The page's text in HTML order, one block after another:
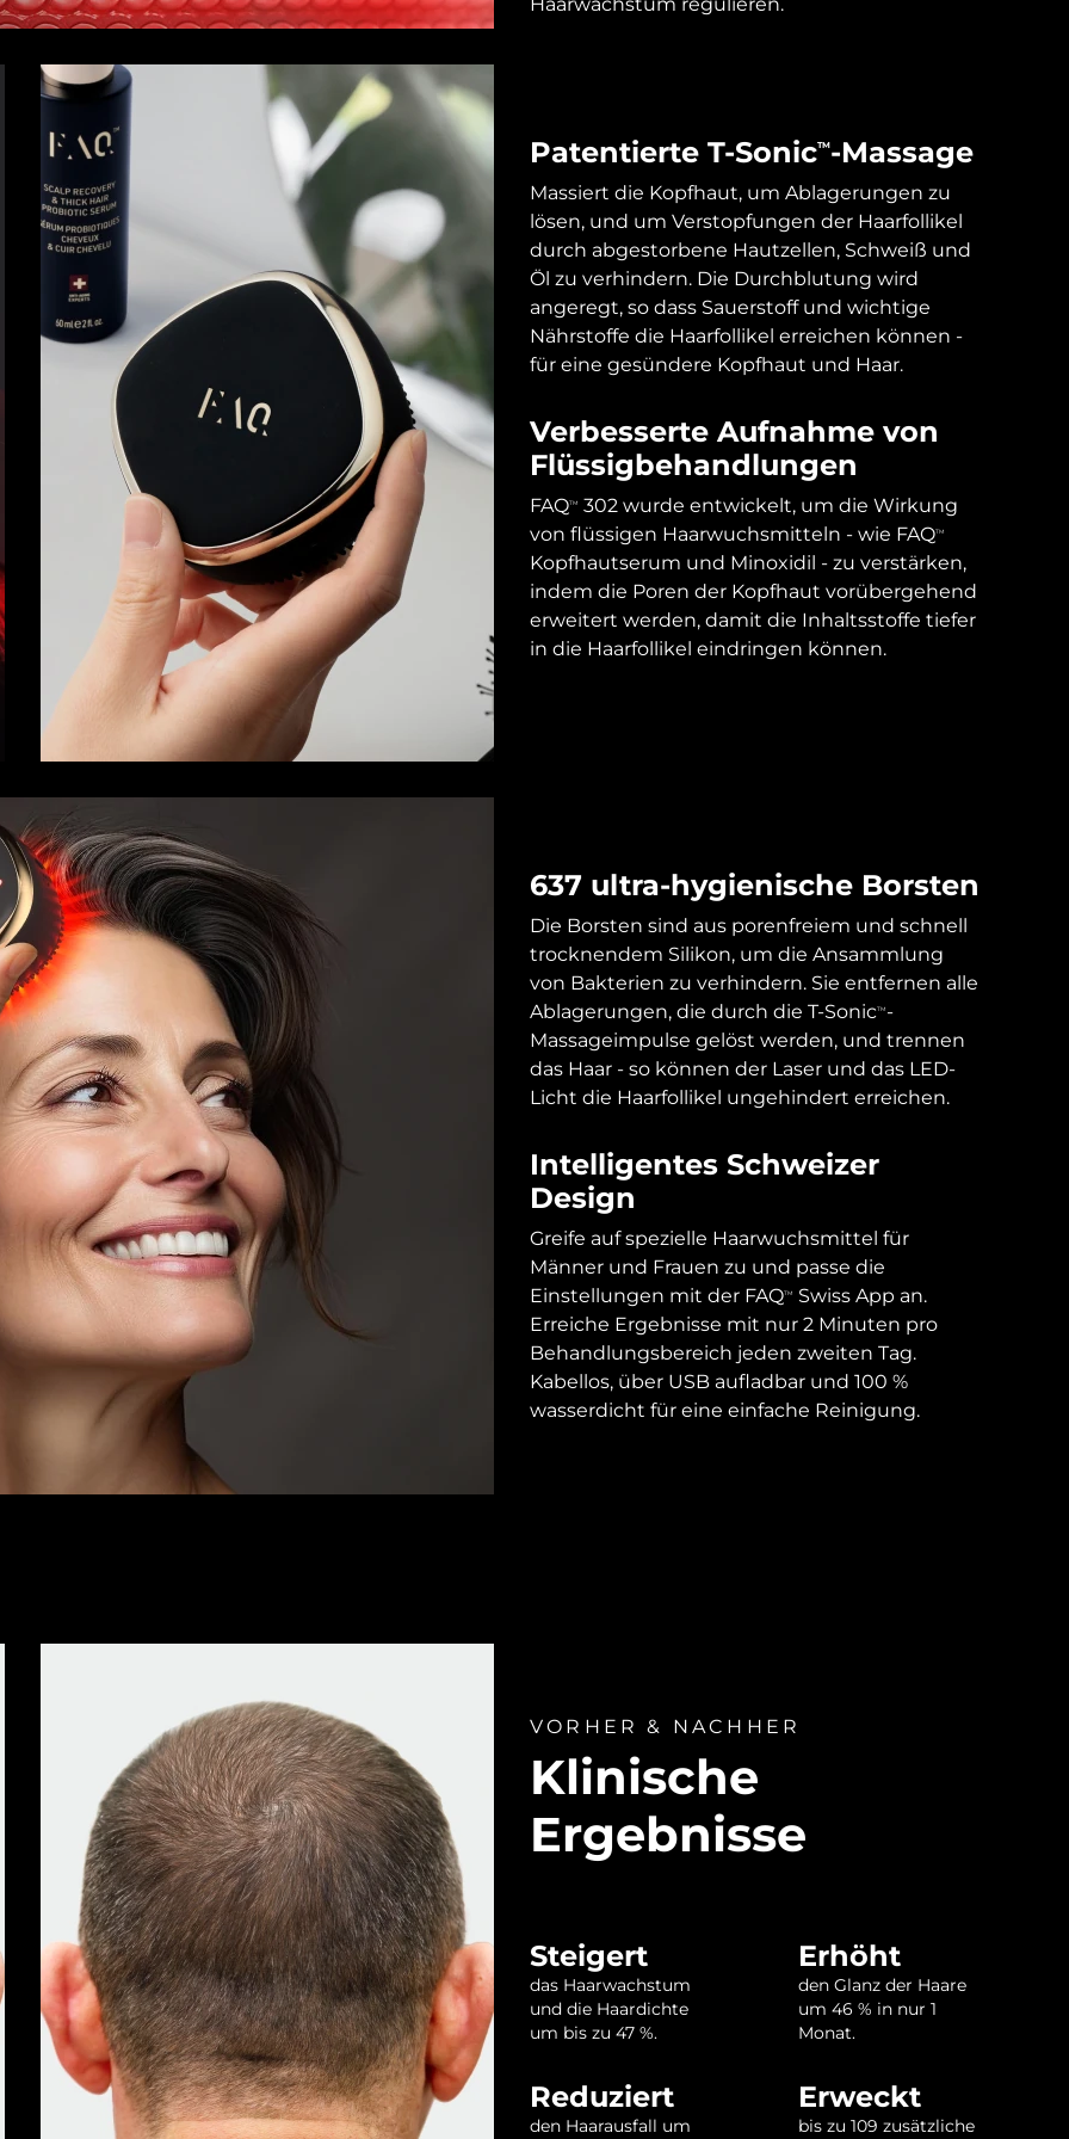
Haarwachstum regulieren.
Patentierte T-SonicTM-Massage
Massiert die Kopfhaut, um Ablagerungen zu
lösen, und um Verstopfungen der Haarfollikel
durch abgestorbene Hautzellen, Schweiß und
Öl zu verhindern. Die Durchblutung wird
angeregt, so dass Sauerstoff und wichtige
Nährstoffe die Haarfollikel erreichen können -
für eine gesündere Kopfhaut und Haar.
Verbesserte Aufnahme von
Flüssigbehandlungen
FAQTM
302 wurde entwickelt, um die Wirkung
von flüssigen Haarwuchsmitteln - wie FAQTM
Kopfhautserum und Minoxidil - zu verstärken,
indem die Poren der Kopfhaut vorübergehend
erweitert werden, damit die Inhaltsstoffe tiefer
in die Haarfollikel eindringen können.
637 ultra-hygienische Borsten
Die Borsten sind aus porenfreiem und schnell
trocknendem Silikon, um die Ansammlung
von Bakterien zu verhindern. Sie entfernen alle
Ablagerungen, die durch die T-SonicTM -
Massageimpulse gelöst werden, und trennen
das Haar - so können der Laser und das LED-
Licht die Haarfollikel ungehindert erreichen.
Intelligentes Schweizer
Design
Greife auf spezielle Haarwuchsmittel für
Männer und Frauen zu und passe die
Einstellungen mit der FAQTM
Swiss App an.
Erreiche Ergebnisse mit nur 2 Minuten pro
Behandlungsbereich jeden zweiten Tag.
Kabellos, über USB aufladbar und 100 %
wasserdicht für eine einfache Reinigung.
VORHER & NACHHER
Klinische
Ergebnisse
Steigert
das Haarwachstum
und die Haardichte
um bis zu 47 %.
Erhöht
den Glanz der Haare
um 46 % in nur 1
Monat.
Reduziert
den Haarausfall um
Erweckt
bis zu 109 zusätzliche